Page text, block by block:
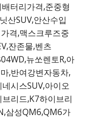
터리가격,준중형
산SUV,안산수입
격,맥스크루즈중
잔존물,벤츠
뉴쏘렌토R,아
,반여강변자동차,
시스SUV,아이오
리드,K7하이브리
삼성QM6,QM6가